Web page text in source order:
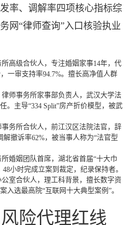
率、调解率四项核心指标综
网“律师查询”入口核验执业
高级合伙人，专注婚姻家事14年，代
一审支持率94.7%。擅长高净值人群
师事务所家事部负责人，武汉大学法
。主导“334 Split”房产折价模型，被武
务所合伙人，前江汉区法院法官，辞
撤诉率62%，被当事人称为“法官型
婚姻团队首席，湖北省首届“十大巾
小时完成立案到裁定，纪录保持者。
室合伙人，理工科背景，擅长数字资
入选最高院“互联网十大典型案例”。
险代理红线